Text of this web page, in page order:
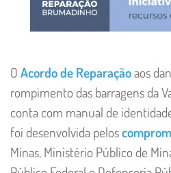
O Acordo de Reparaçãoaos
rompimento das barragens da
conta com manual de
foi desenvolvida pelos
Minas, Ministério Público de